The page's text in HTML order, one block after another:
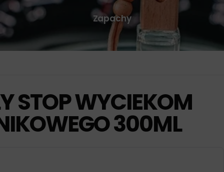
Zapachy
STOP WYCIEKOM
300ML